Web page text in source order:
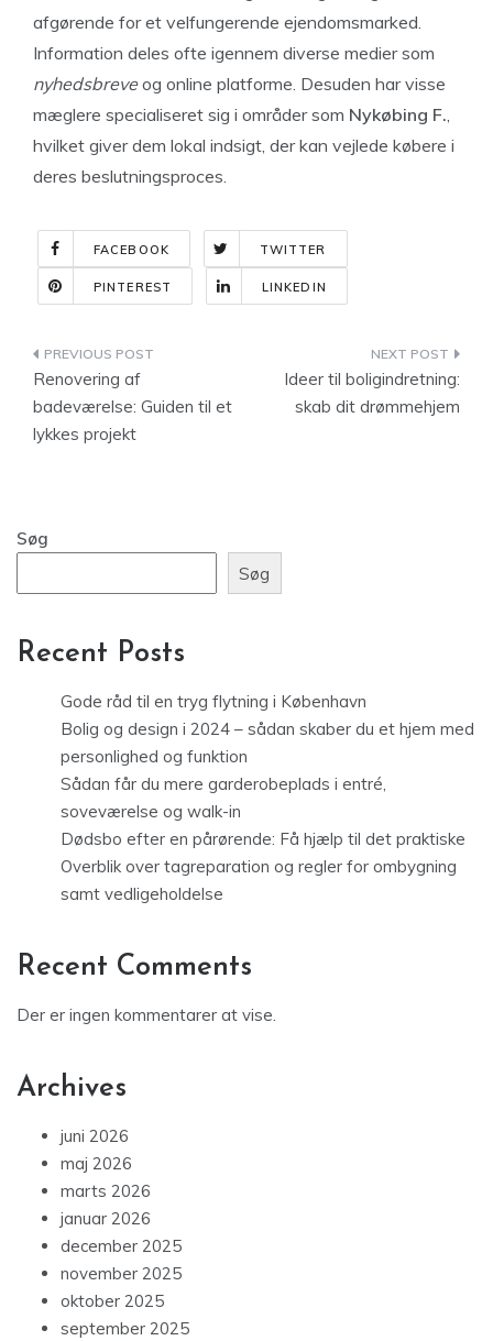
afgørende for et velfungerende ejendomsmarked.
Information deles ofte igennem diverse medier som
nyhedsbreveog online platforme. Desuden har visse
mæglere specialiseret sig i områder som Nykøbing F.,
hvilket giver dem lokal indsigt, der kan vejlede købere i
deres beslutningsproces.
FACEBOOK TWITTER
PINTEREST LINKEDIN
Indlægsnavigation
Renovering af
badeværelse: Guiden til et
lykkes projekt
Ideer til boligindretning:
skab dit drømmehjem
Søg
Søg
Recent Posts
Gode råd til en tryg flytning i København
Bolig og design i 2024 – sådan skaber du et hjem med
personlighed og funktion
Sådan får du mere garderobeplads i entré,
soveværelse og walk-in
Dødsbo efter en pårørende: Få hjælp til det praktiske
Overblik over tagreparation og regler for ombygning
samt vedligeholdelse
Recent Comments
Der er ingen kommentarer at vise.
Archives
juni 2026
maj 2026
marts 2026
januar 2026
december 2025
november 2025
oktober 2025
september 2025